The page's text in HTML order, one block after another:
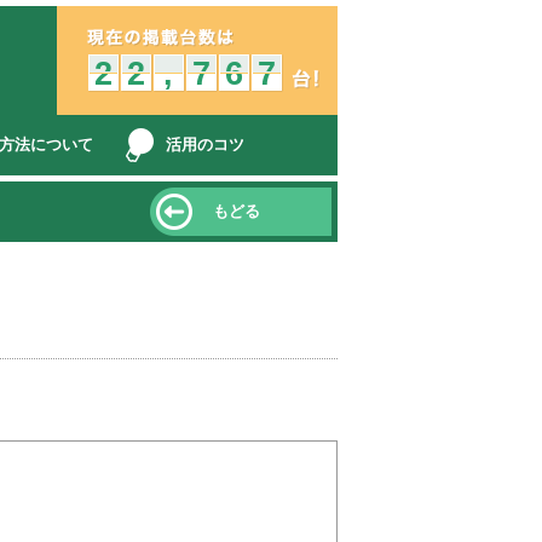
2
1
2 2
1
2 ,
, 7
6
7 6
5
6 7
6
7
法について 活用のコツ
もどる